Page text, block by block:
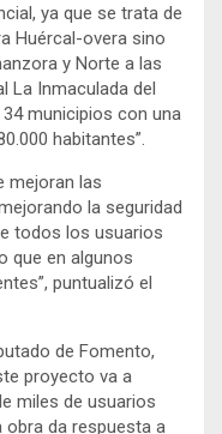
ya que se trata de
Huércal-overa sino
y Norte a las
La Inmaculada del
municipios con una
habitantes”.
mejoran las
la seguridad
todos los usuarios
que en algunos
puntualizó el
de Fomento,
proyecto va a
miles de usuarios
obra da respuesta a